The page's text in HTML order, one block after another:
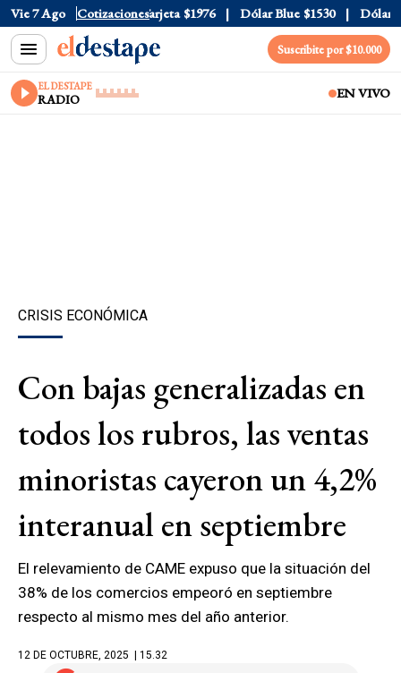
Vie 7 Ago Cotizaciones
$1520 Dólar Tarjeta $1976 Dólar Blue $1530 Dólar CCL
Suscribite por $10.000
EL DESTAPE
RADIO EN VIVO
CRISIS ECONÓMICA
Con bajas generalizadas en
todos los rubros, las ventas
minoristas cayeron un 4,2%
interanual en septiembre
El relevamiento de CAME expuso que la situación del
38% de los comercios empeoró en septiembre
respecto al mismo mes del año anterior.
12 DE OCTUBRE, 2025 | 15.32